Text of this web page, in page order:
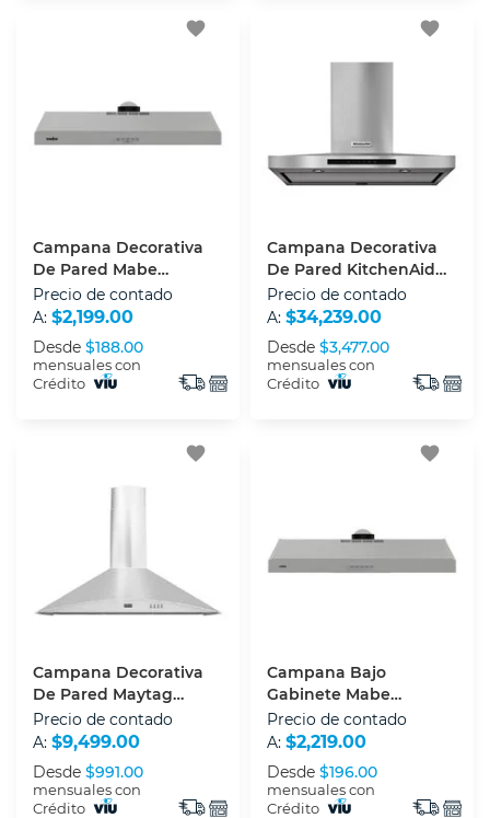
favorite
Campana Decorativa
De Pared Mabe
CMPU761GX0 75 Cm
Silver
Precio de contado
A: $2,199.00
Desde $188.00
mensuales con
Crédito
favorite
Campana Decorativa
De Pared KitchenAid
KVWB606ESS 90 Cm
Acero Inoxidable
Precio de contado
A: $34,239.00
Desde $3,477.00
mensuales con
Crédito
favorite
Campana Decorativa
De Pared Maytag
MH9036S 91 Cm Acero
Inoxidable
Precio de contado
A: $9,499.00
Desde $991.00
mensuales con
Crédito
favorite
Campana Bajo
Gabinete Mabe
CMPU801GX0 80 Cm
Silver
Precio de contado
A: $2,219.00
Desde $196.00
mensuales con
Crédito